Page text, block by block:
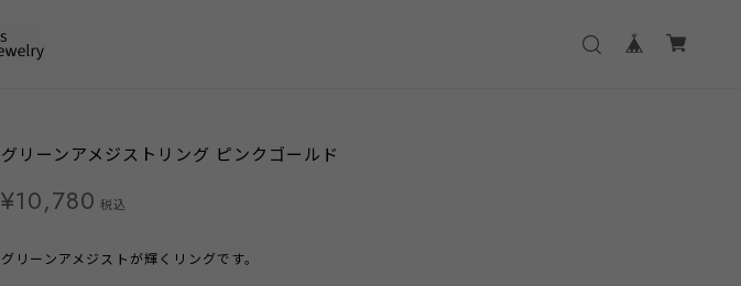
グリーンアメジストリング ピンクゴールド
¥10,780 税込
グリーンアメジストが輝くリングです。